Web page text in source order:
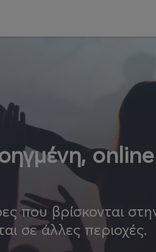
που βρίσκονται
σε άλλες περιοχές.